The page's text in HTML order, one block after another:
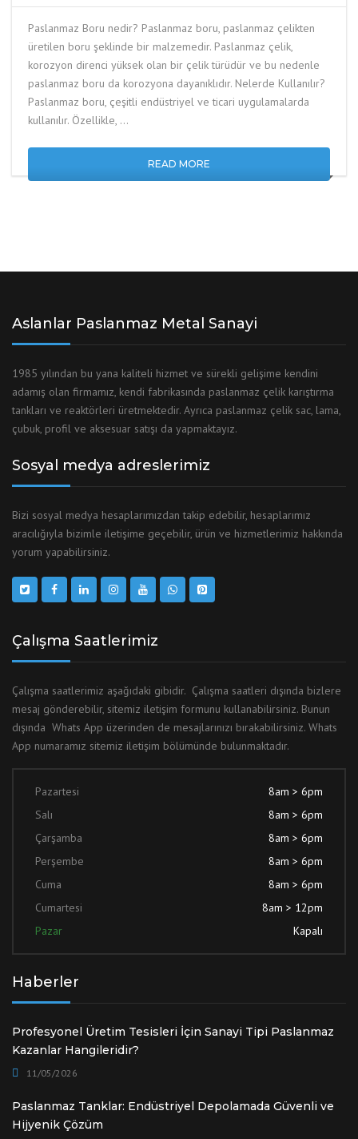
Paslanmaz Boru nedir? Paslanmaz boru, paslanmaz çelikten
üretilen boru şeklinde bir malzemedir. Paslanmaz çelik,
korozyon direnci yüksek olan bir çelik türüdür ve bu nedenle
paslanmaz boru da korozyona dayanıklıdır. Nelerde Kullanılır?
Paslanmaz boru, çeşitli endüstriyel ve ticari uygulamalarda
kullanılır. Özellikle, …
READ MORE
Aslanlar Paslanmaz Metal Sanayi
1985 yılından bu yana kaliteli hizmet ve sürekli gelişime kendini
adamış olan firmamız, kendi fabrikasında paslanmaz çelik karıştırma
tankları ve reaktörleri üretmektedir. Ayrıca paslanmaz çelik sac, lama,
çubuk, profil ve aksesuar satışı da yapmaktayız.
Sosyal medya adreslerimiz
Bizi sosyal medya hesaplarımızdan takip edebilir, hesaplarımız
aracılığıyla bizimle iletişime geçebilir, ürün ve hizmetlerimiz hakkında
yorum yapabilirsiniz.
Çalışma Saatlerimiz
Çalışma saatlerimiz aşağıdaki gibidir. Çalışma saatleri dışında bizlere
mesaj gönderebilir, sitemiz iletişim formunu kullanabilirsiniz. Bunun
dışında Whats App üzerinden de mesajlarınızı bırakabilirsiniz. Whats
App numaramız sitemiz iletişim bölümünde bulunmaktadır.
Pazartesi
8am > 6pm
Salı
8am > 6pm
Çarşamba
8am > 6pm
Perşembe
8am > 6pm
Cuma
8am > 6pm
Cumartesi
8am > 12pm
Pazar
Kapalı
Haberler
Profesyonel Üretim Tesisleri İçin Sanayi Tipi Paslanmaz
Kazanlar Hangileridir?
11/05/2026
Paslanmaz Tanklar: Endüstriyel Depolamada Güvenli ve
Hijyenik Çözüm